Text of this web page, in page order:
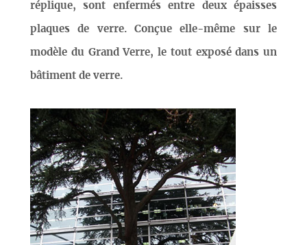
réplique, sont enfermés entre deux épaisses
plaques de verre. Conçue elle-même sur le
modèle du Grand Verre, le tout exposé dans un
bâtiment de verre.